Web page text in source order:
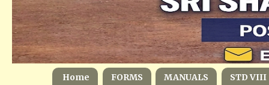
Home FORMS MANUALS STD VIII